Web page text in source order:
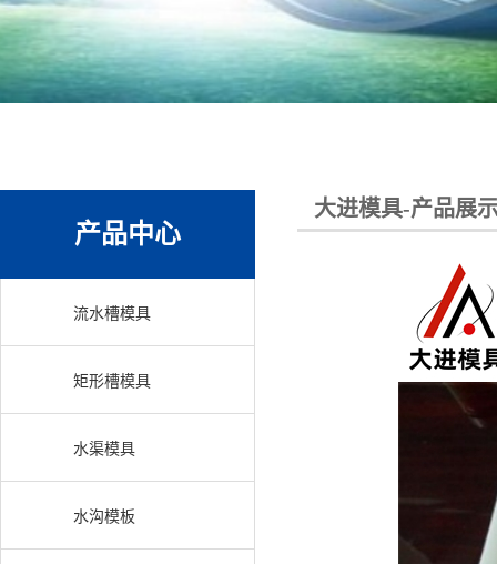
产品中心
流水槽模具
矩形槽模具
水渠模具
水沟模板
大进模具-产品展